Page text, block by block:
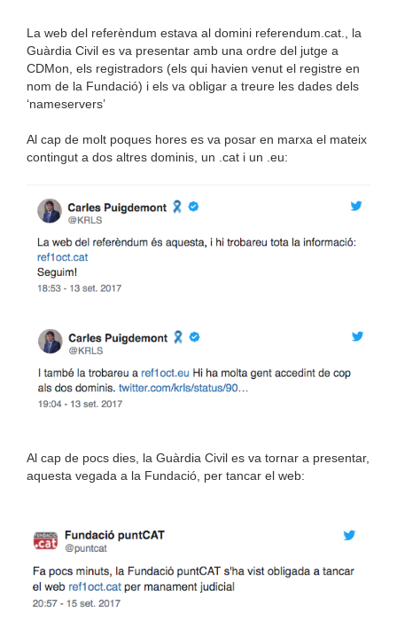
La web del referèndum estava al domini referendum.cat., la
Guàrdia Civil es va presentar amb una ordre del jutge a
CDMon, els registradors (els qui havien venut el registre en
nom de la Fundació) i els va obligar a treure les dades dels
‘nameservers’
Al cap de molt poques hores es va posar en marxa el mateix
contingut a dos altres dominis, un .cat i un .eu:
Al cap de pocs dies, la Guàrdia Civil es va tornar a presentar,
aquesta vegada a la Fundació, per tancar el web: